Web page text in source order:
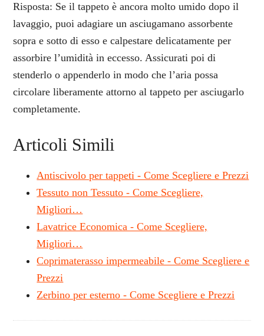
Risposta: Se il tappeto è ancora molto umido dopo il
lavaggio, puoi adagiare un asciugamano assorbente
sopra e sotto di esso e calpestare delicatamente per
assorbire l’umidità in eccesso. Assicurati poi di
stenderlo o appenderlo in modo che l’aria possa
circolare liberamente attorno al tappeto per asciugarlo
completamente.
Articoli Simili
Antiscivolo per tappeti - Come Scegliere e Prezzi
Tessuto non Tessuto - Come Scegliere,
Migliori…
Lavatrice Economica - Come Scegliere,
Migliori…
Coprimaterasso impermeabile - Come Scegliere e
Prezzi
Zerbino per esterno - Come Scegliere e Prezzi